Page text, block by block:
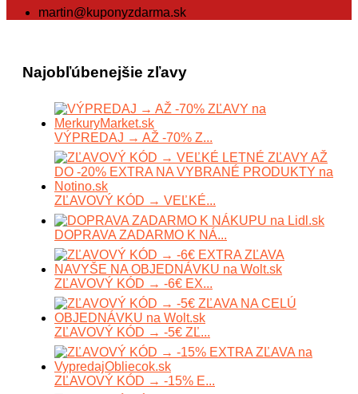
martin@kuponyzdarma.sk
Najobľúbenejšie zľavy
VÝPREDAJ → AŽ -70% Z...
ZĽAVOVÝ KÓD → VEĽKÉ...
DOPRAVA ZADARMO K NÁ...
ZĽAVOVÝ KÓD → -6€ EX...
ZĽAVOVÝ KÓD → -5€ ZĽ...
ZĽAVOVÝ KÓD → -15% E...